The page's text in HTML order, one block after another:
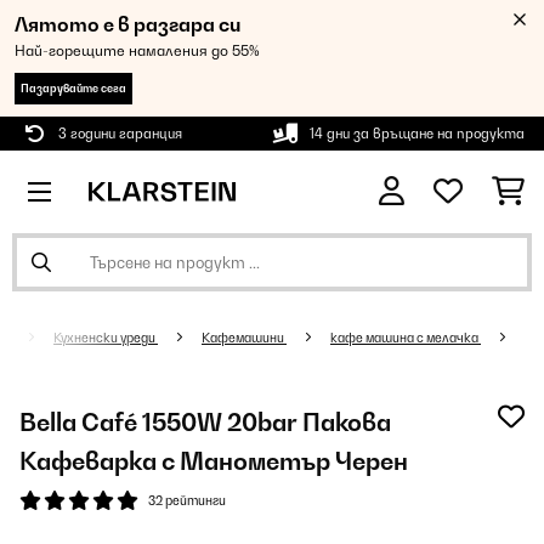
Лятото е в разгара си
Най-горещите намаления до 55%
Пазарувайте сега
3 години гаранция 14 дни за връщане на продукта
Кухненски уреди Кафемашини кафе машина с мелачка
Bella Café 1550W 20bar Пакова
Кафеварка с Манометър Черен
32 рейтинги